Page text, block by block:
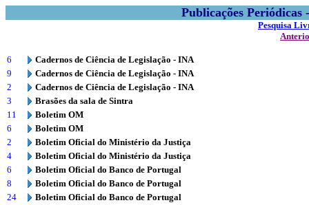
Publicações
Pesquisa
6
Cadernos de Ciência de Legislação - INA
9
Cadernos de Ciência de Legislação - INA
2
Cadernos de Ciência de Legislação - INA
3
Brasões da sala de Sintra
11
Boletim OM
6
Boletim OM
2
Boletim Oficial do Ministério da Justiça
4
Boletim Oficial do Ministério da Justiça
6
Boletim Oficial do Banco de Portugal
8
Boletim Oficial do Banco de Portugal
24
Boletim Oficial do Banco de Portugal